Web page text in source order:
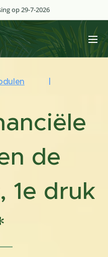
op 29-7-2026
de
1e druk